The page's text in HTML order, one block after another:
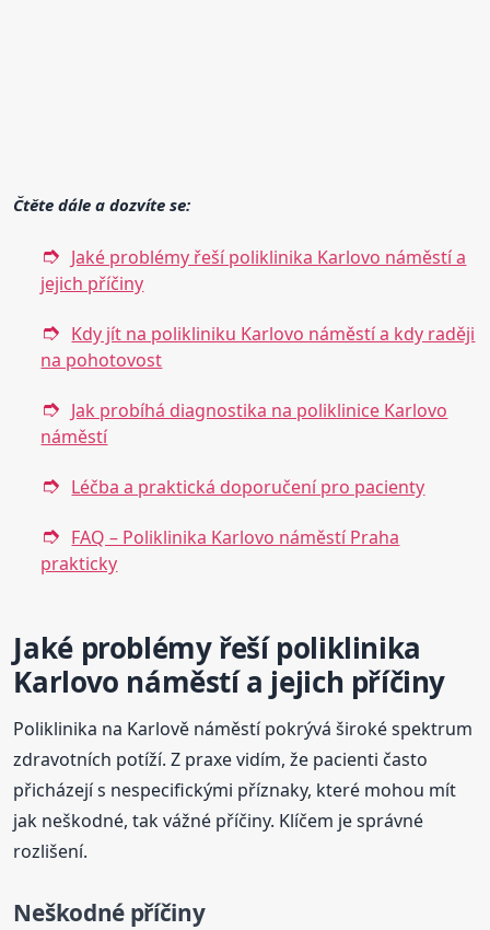
Čtěte dále a dozvíte se:
Jaké problémy řeší poliklinika Karlovo náměstí a
jejich příčiny
Kdy jít na polikliniku Karlovo náměstí a kdy raději
na pohotovost
Jak probíhá diagnostika na poliklinice Karlovo
náměstí
Léčba a praktická doporučení pro pacienty
FAQ – Poliklinika Karlovo náměstí Praha
prakticky
Jaké problémy řeší poliklinika
Karlovo náměstí a jejich příčiny
Poliklinika na Karlově náměstí pokrývá široké spektrum
zdravotních potíží. Z praxe vidím, že pacienti často
přicházejí s nespecifickými příznaky, které mohou mít
jak neškodné, tak vážné příčiny. Klíčem je správné
rozlišení.
Neškodné příčiny